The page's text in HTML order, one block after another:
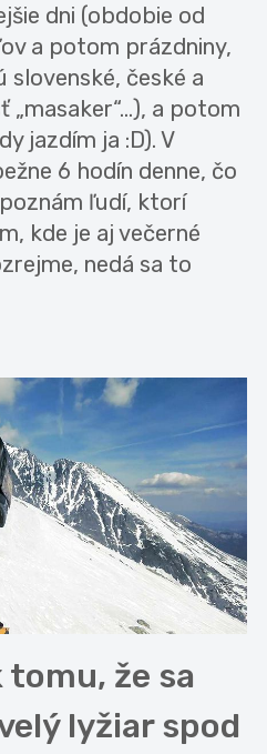
dni (obdobie od
a potom prázdniny,
slovenské, české a
a potom
jazdím ja :D). V
6 hodín denne, čo
ľudí, ktorí
kde je aj večerné
nedá sa to
tomu, že sa
lyžiar spod